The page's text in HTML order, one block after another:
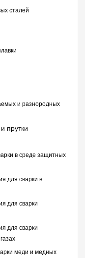
сталей
и разнородных
прутки
в среде защитных
для сварки в
для сварки
для сварки
меди и медных